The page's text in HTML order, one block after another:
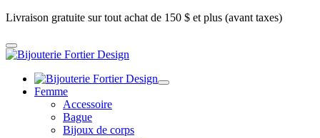
Livraison gratuite sur tout achat de 150 $ et plus (avant taxes)
Femme
Accessoire
Bague
Bijoux de corps